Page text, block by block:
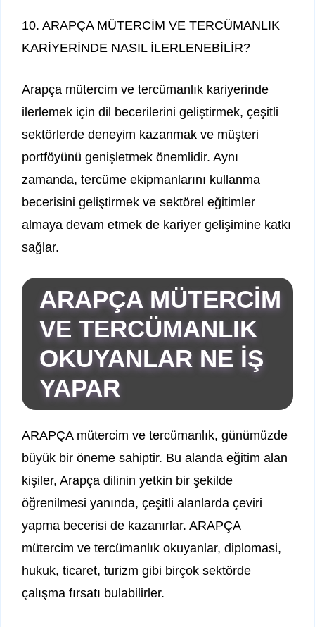
10. ARAPÇA MÜTERCİM VE TERCÜMANLIK
KARİYERİNDE NASIL İLERLENEBİLİR?
Arapça mütercim ve tercümanlık kariyerinde
ilerlemek için dil becerilerini geliştirmek, çeşitli
sektörlerde deneyim kazanmak ve müşteri
portföyünü genişletmek önemlidir. Aynı
zamanda, tercüme ekipmanlarını kullanma
becerisini geliştirmek ve sektörel eğitimler
almaya devam etmek de kariyer gelişimine katkı
sağlar.
ARAPÇA MÜTERCİM
VE TERCÜMANLIK
OKUYANLAR NE İŞ
YAPAR
ARAPÇA mütercim ve tercümanlık, günümüzde
büyük bir öneme sahiptir. Bu alanda eğitim alan
kişiler, Arapça dilinin yetkin bir şekilde
öğrenilmesi yanında, çeşitli alanlarda çeviri
yapma becerisi de kazanırlar. ARAPÇA
mütercim ve tercümanlık okuyanlar, diplomasi,
hukuk, ticaret, turizm gibi birçok sektörde
çalışma fırsatı bulabilirler.